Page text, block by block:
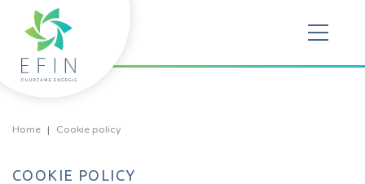
Home Cookie policy
COOKIE POLICY